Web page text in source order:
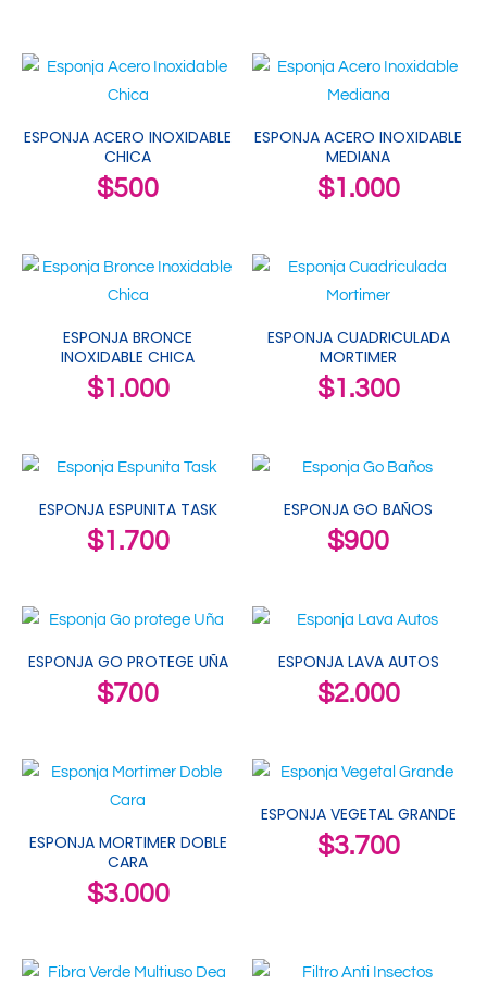
ESPONJA ACERO INOXIDABLE
CHICA
$500
ESPONJA ACERO INOXIDABLE
MEDIANA
$1.000
ESPONJA BRONCE
INOXIDABLE CHICA
$1.000
ESPONJA CUADRICULADA
MORTIMER
$1.300
ESPONJA ESPUNITA TASK
$1.700
ESPONJA GO BAÑOS
$900
ESPONJA GO PROTEGE UÑA
$700
ESPONJA LAVA AUTOS
$2.000
ESPONJA MORTIMER DOBLE
CARA
$3.000
ESPONJA VEGETAL GRANDE
$3.700